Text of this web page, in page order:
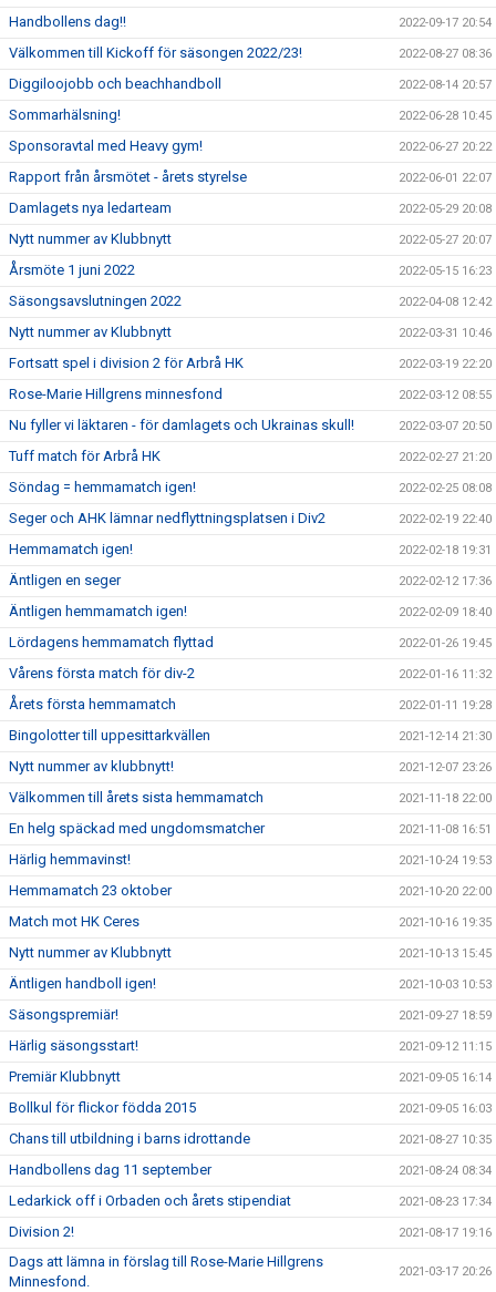
Handbollens dag!! 2022-09-17 20:54
Välkommen till Kickoff för säsongen 2022/23! 2022-08-27 08:36
Diggiloojobb och beachhandboll 2022-08-14 20:57
Sommarhälsning! 2022-06-28 10:45
Sponsoravtal med Heavy gym! 2022-06-27 20:22
Rapport från årsmötet - årets styrelse 2022-06-01 22:07
Damlagets nya ledarteam 2022-05-29 20:08
Nytt nummer av Klubbnytt 2022-05-27 20:07
Årsmöte 1 juni 2022 2022-05-15 16:23
Säsongsavslutningen 2022 2022-04-08 12:42
Nytt nummer av Klubbnytt 2022-03-31 10:46
Fortsatt spel i division 2 för Arbrå HK 2022-03-19 22:20
Rose-Marie Hillgrens minnesfond 2022-03-12 08:55
Nu fyller vi läktaren - för damlagets och Ukrainas skull! 2022-03-07 20:50
Tuff match för Arbrå HK 2022-02-27 21:20
Söndag = hemmamatch igen! 2022-02-25 08:08
Seger och AHK lämnar nedflyttningsplatsen i Div2 2022-02-19 22:40
Hemmamatch igen! 2022-02-18 19:31
Äntligen en seger 2022-02-12 17:36
Äntligen hemmamatch igen! 2022-02-09 18:40
Lördagens hemmamatch flyttad 2022-01-26 19:45
Vårens första match för div-2 2022-01-16 11:32
Årets första hemmamatch 2022-01-11 19:28
Bingolotter till uppesittarkvällen 2021-12-14 21:30
Nytt nummer av klubbnytt! 2021-12-07 23:26
Välkommen till årets sista hemmamatch 2021-11-18 22:00
En helg späckad med ungdomsmatcher 2021-11-08 16:51
Härlig hemmavinst! 2021-10-24 19:53
Hemmamatch 23 oktober 2021-10-20 22:00
Match mot HK Ceres 2021-10-16 19:35
Nytt nummer av Klubbnytt 2021-10-13 15:45
Äntligen handboll igen! 2021-10-03 10:53
Säsongspremiär! 2021-09-27 18:59
Härlig säsongsstart! 2021-09-12 11:15
Premiär Klubbnytt 2021-09-05 16:14
Bollkul för flickor födda 2015 2021-09-05 16:03
Chans till utbildning i barns idrottande 2021-08-27 10:35
Handbollens dag 11 september 2021-08-24 08:34
Ledarkick off i Orbaden och årets stipendiat 2021-08-23 17:34
Division 2! 2021-08-17 19:16
Dags att lämna in förslag till Rose-Marie Hillgrens
Minnesfond.
2021-03-17 20:26